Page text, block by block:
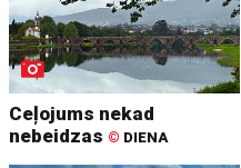
Ceļojums nekad
nebeidzas © DIENA